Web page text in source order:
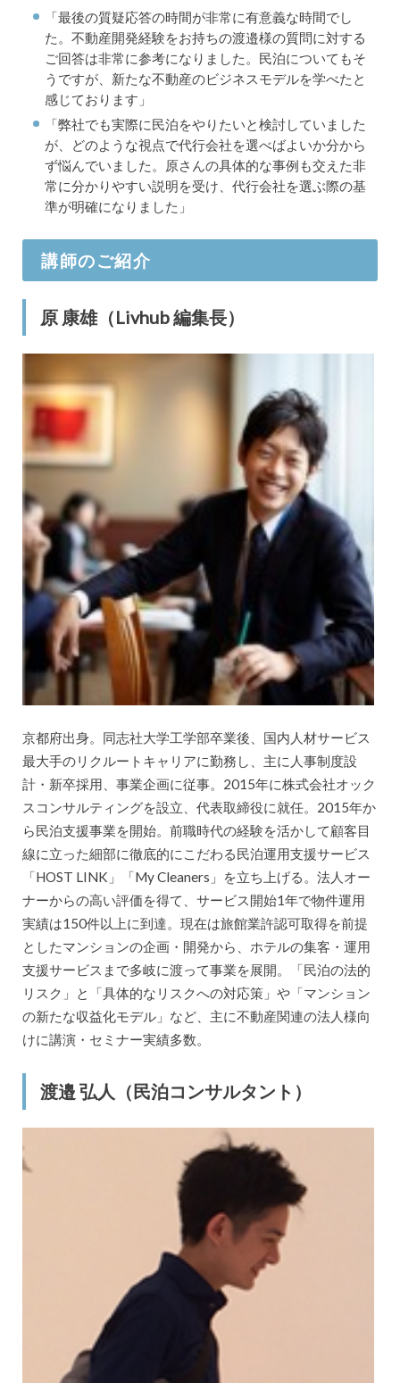
「最後の質疑応答の時間が非常に有意義な時間でし
た。不動産開発経験をお持ちの渡邉様の質問に対する
ご回答は非常に参考になりました。民泊についてもそ
うですが、新たな不動産のビジネスモデルを学べたと
感じております」
「弊社でも実際に民泊をやりたいと検討していました
が、どのような視点で代行会社を選べばよいか分から
ず悩んでいました。原さんの具体的な事例も交えた非
常に分かりやすい説明を受け、代行会社を選ぶ際の基
準が明確になりました」
講師のご紹介
原 康雄（Livhub 編集長）
京都府出身。同志社大学工学部卒業後、国内人材サービス
最大手のリクルートキャリアに勤務し、主に人事制度設
計・新卒採用、事業企画に従事。2015年に株式会社オック
スコンサルティングを設立、代表取締役に就任。2015年か
ら民泊支援事業を開始。前職時代の経験を活かして顧客目
線に立った細部に徹底的にこだわる民泊運用支援サービス
「HOST LINK」「My Cleaners」を立ち上げる。法人オー
ナーからの高い評価を得て、サービス開始1年で物件運用
実績は150件以上に到達。現在は旅館業許認可取得を前提
としたマンションの企画・開発から、ホテルの集客・運用
支援サービスまで多岐に渡って事業を展開。「民泊の法的
リスク」と「具体的なリスクへの対応策」や「マンション
の新たな収益化モデル」など、主に不動産関連の法人様向
けに講演・セミナー実績多数。
渡邉 弘人（民泊コンサルタント）